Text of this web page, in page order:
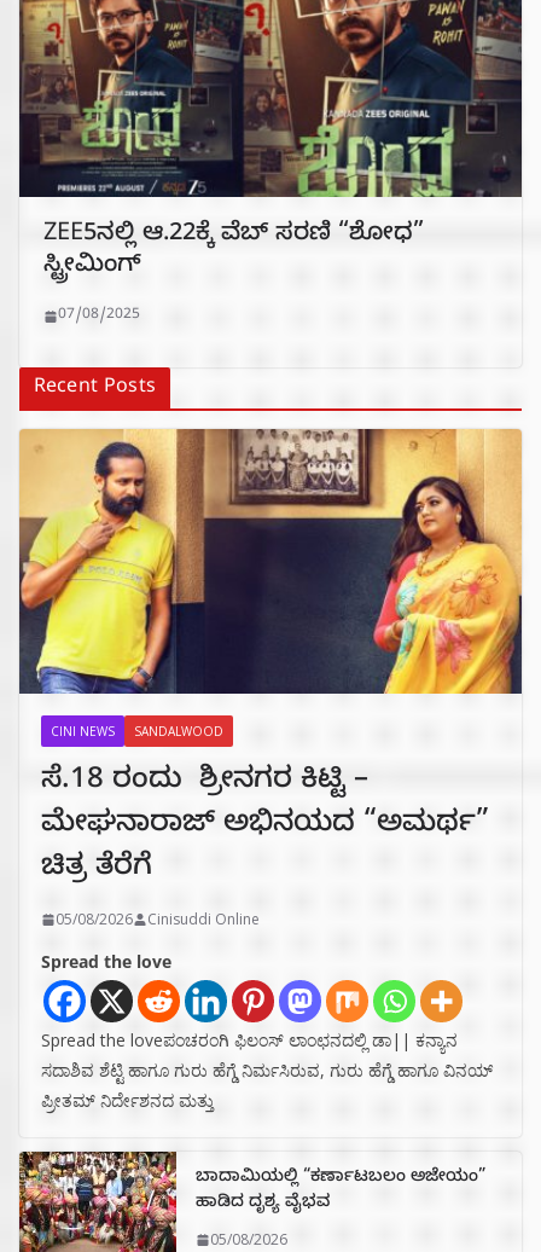
ZEE5ನಲ್ಲಿ ಆ.22ಕ್ಕೆ ವೆಬ್ ಸರಣಿ “ಶೋಧ”
ಸ್ಟ್ರೀಮಿಂಗ್
07/08/2025
Recent Posts
CINI NEWS SANDALWOOD
ಸೆ.18 ರಂದು ಶ್ರೀನಗರ ಕಿಟ್ಟಿ –
ಮೇಘನಾರಾಜ್ ಅಭಿನಯದ “ಅಮರ್ಥ”
ಚಿತ್ರ ತೆರೆಗೆ
05/08/2026 Cinisuddi Online
Spread the love
Spread the loveಪಂಚರಂಗಿ ಫಿಲಂಸ್ ಲಾಂಛನದಲ್ಲಿ ಡಾ|| ಕನ್ಯಾನ
ಸದಾಶಿವ ಶೆಟ್ಟಿ ಹಾಗೂ ಗುರು ಹೆಗ್ಡೆ ನಿರ್ಮಸಿರುವ, ಗುರು ಹೆಗ್ಡೆ ಹಾಗೂ ವಿನಯ್
ಪ್ರೀತಮ್ ನಿರ್ದೇಶನದ ಮತ್ತು
ಬಾದಾಮಿಯಲ್ಲಿ “ಕರ್ಣಾಟಬಲಂ ಅಜೇಯಂ”
ಹಾಡಿದ ದೃಶ್ಯ ವೈಭವ
05/08/2026